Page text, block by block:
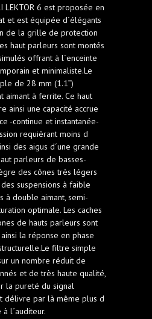
LEKTOR 6 est proposée en
et est équipée d´élégants
de la grille de protection
haut parleurs sont montés
offrant à l´enceinte
et minimaliste.Le
de 28 mm (1.1”)
aimant à ferrite. Ce haut
ainsi une capacité accrue
-continue et instantanée-
requièrant moins d
des aigus d´une grande
parleurs de basses-
des cônes très légers
suspensions à faible
à double aimant, semi-
optimale. Les caches
de hauts parleurs sont
la réponse en phase
filtre simple
un nombre réduit de
et de très haute qualité,
la pureté du signal
délivre par là même plus d
l´auditeur.